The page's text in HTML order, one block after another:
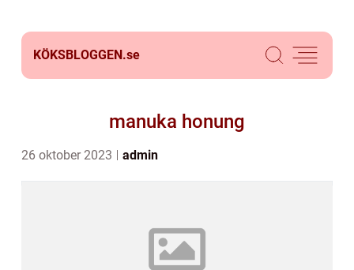
KÖKSBLOGGEN.se
manuka honung
26 oktober 2023 admin